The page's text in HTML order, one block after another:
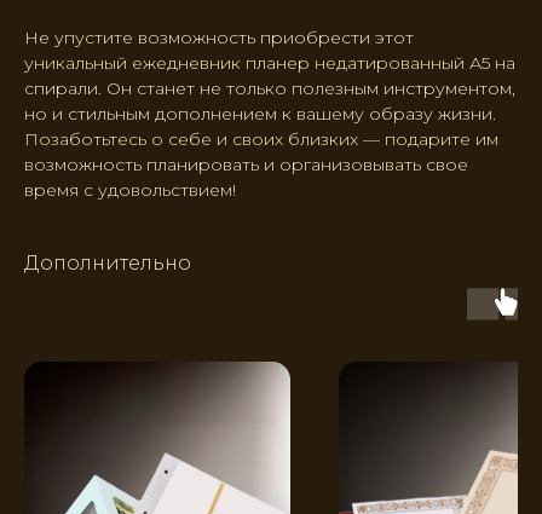
Не упустите возможность приобрести этот
уникальный ежедневник планер недатированный А5 на
спирали. Он станет не только полезным инструментом,
но и стильным дополнением к вашему образу жизни.
Позаботьтесь о себе и своих близких — подарите им
возможность планировать и организовывать свое
время с удовольствием!
Дополнительно